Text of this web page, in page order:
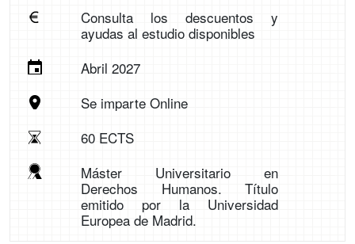
Consulta los descuentos y
ayudas al estudio disponibles
Abril 2027
Se imparte Online
60 ECTS
Máster Universitario en
Derechos Humanos. Título
emitido por la Universidad
Europea de Madrid.